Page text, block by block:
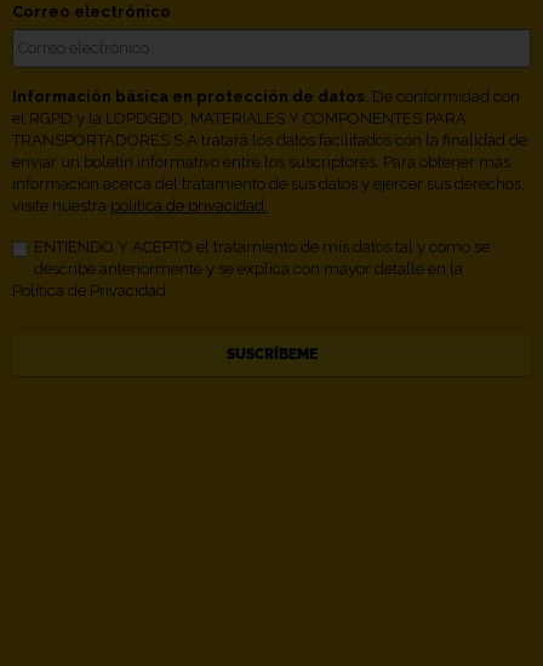
Correo electrónico
Información básica en protección de datos . De conformidad con
el RGPD y la LOPDGDD, MATERIALES Y COMPONENTES PARA
TRANSPORTADORES S.A tratará los datos facilitados con la finalidad de
enviar un boletín informativo entre los suscriptores. Para obtener más
información acerca del tratamiento de sus datos y ejercer sus derechos,
visite nuestra política de privacidad.
ENTIENDO Y ACEPTO el tratamiento de mis datos tal y como se
describe anteriormente y se explica con mayor detalle en la
Política de Privacidad.